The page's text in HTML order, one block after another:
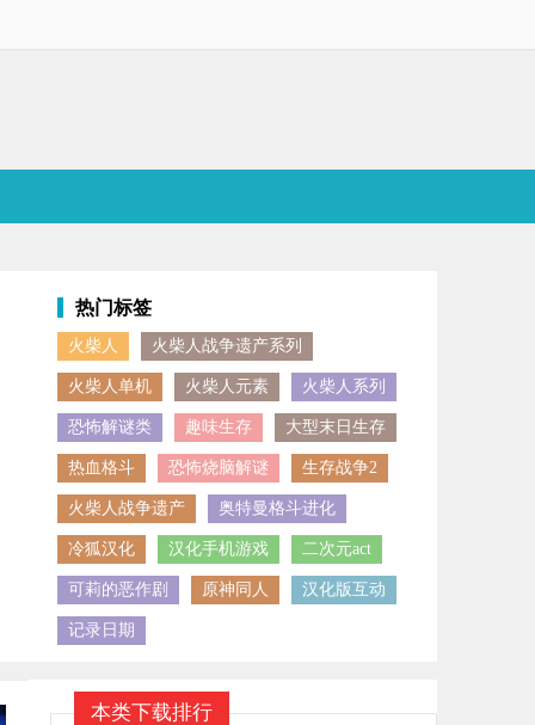
分运用自身技巧，快速达成各方面的目标要求。只要把所有
热门标签
火柴人 火柴人战争遗产系列
火柴人单机 火柴人元素 火柴人系列
恐怖解谜类 趣味生存 大型末日生存
热血格斗 恐怖烧脑解谜 生存战争2
火柴人战争遗产 奥特曼格斗进化
冷狐汉化 汉化手机游戏 二次元act
可莉的恶作剧 原神同人 汉化版互动
记录日期
本类下载排行